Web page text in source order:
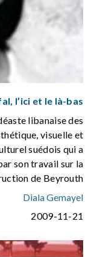
l’ici et le là-bas
libanaise des
visuelle et
suédois qui a
son travail sur la
de Beyrouth...
Diala Gemayel
2009-11-21